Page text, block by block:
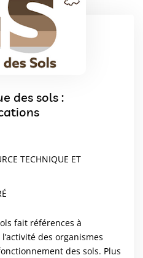
des sols :
TECHNIQUE ET
fait références à
des organismes
des sols. Plus